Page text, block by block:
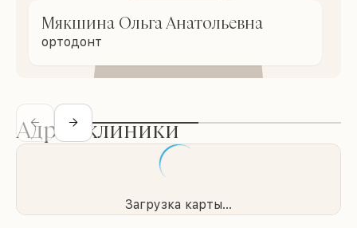
Мякшина Ольга Анатольевна
ортодонт
Адрес клиники
Загрузка карты...